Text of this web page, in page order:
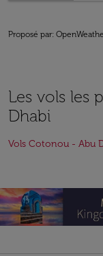
Proposé par:
Les vols les
Dhabi
Vols Cotonou - Abu